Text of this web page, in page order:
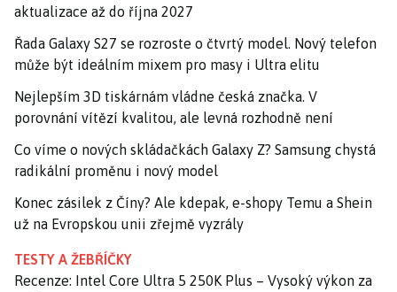
aktualizace až do října 2027
Řada Galaxy S27 se rozroste o čtvrtý model. Nový telefon
může být ideálním mixem pro masy i Ultra elitu
Nejlepším 3D tiskárnám vládne česká značka. V
porovnání vítězí kvalitou, ale levná rozhodně není
Co víme o nových skládačkách Galaxy Z? Samsung chystá
radikální proměnu i nový model
Konec zásilek z Číny? Ale kdepak, e-shopy Temu a Shein
už na Evropskou unii zřejmě vyzrály
TESTY A ŽEBŘÍČKY
Recenze: Intel Core Ultra 5 250K Plus – Vysoký výkon za